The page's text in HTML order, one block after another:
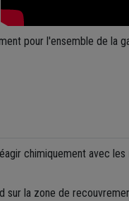
pour l'ensemble de la
chimiquement avec les
sur la zone de